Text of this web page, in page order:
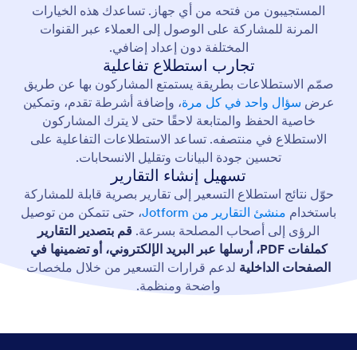
المستجيبون من فتحه من أي جهاز. تساعدك هذه الخيارات
المرنة للمشاركة على الوصول إلى العملاء عبر القنوات
المختلفة دون إعداد إضافي.
تجارب استطلاع تفاعلية
صمّم الاستطلاعات بطريقة يستمتع المشاركون بها عن طريق
عرض سؤال واحد في كل مرة، وإضافة أشرطة تقدم، وتمكين
خاصية الحفظ والمتابعة لاحقًا حتى لا يترك المشاركون
الاستطلاع في منتصفه. تساعد الاستطلاعات التفاعلية على
تحسين جودة البيانات وتقليل الانسحابات.
تسهيل إنشاء التقارير
حوّل نتائج استطلاع التسعير إلى تقارير بصرية قابلة للمشاركة
باستخدام منشئ التقارير من Jotform
، حتى تتمكن من توصيل
الرؤى إلى أصحاب المصلحة بسرعة. قم بتصدير التقارير
كملفات PDF، أرسلها عبر البريد الإلكتروني، أو تضمينها في
الصفحات الداخلية لدعم قرارات التسعير من خلال ملخصات
واضحة ومنظمة.